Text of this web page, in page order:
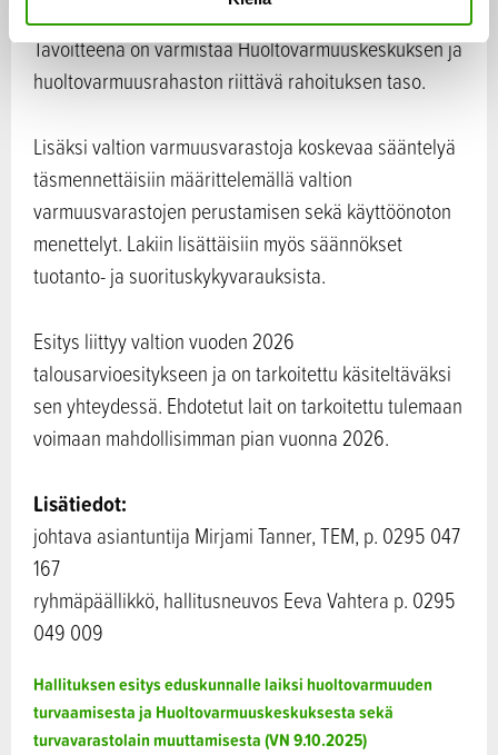
tuloutettaisiin edelleen huoltovarmuusmaksu.
Tavoitteena on varmistaa Huoltovarmuuskeskuksen ja
huoltovarmuusrahaston riittävä rahoituksen taso.
Lisäksi valtion varmuusvarastoja koskevaa sääntelyä
täsmennettäisiin määrittelemällä valtion
varmuusvarastojen perustamisen sekä käyttöönoton
menettelyt. Lakiin lisättäisiin myös säännökset
tuotanto- ja suorituskykyvarauksista.
Esitys liittyy valtion vuoden 2026
talousarvioesitykseen ja on tarkoitettu käsiteltäväksi
sen yhteydessä. Ehdotetut lait on tarkoitettu tulemaan
voimaan mahdollisimman pian vuonna 2026.
Lisätiedot:
johtava asiantuntija Mirjami Tanner, TEM, p. 0295 047
167
ryhmäpäällikkö, hallitusneuvos Eeva Vahtera p. 0295
049 009
Hallituksen esitys eduskunnalle laiksi huoltovarmuuden
turvaamisesta ja Huoltovarmuuskeskuksesta sekä
turvavarastolain muuttamisesta (VN 9.10.2025)